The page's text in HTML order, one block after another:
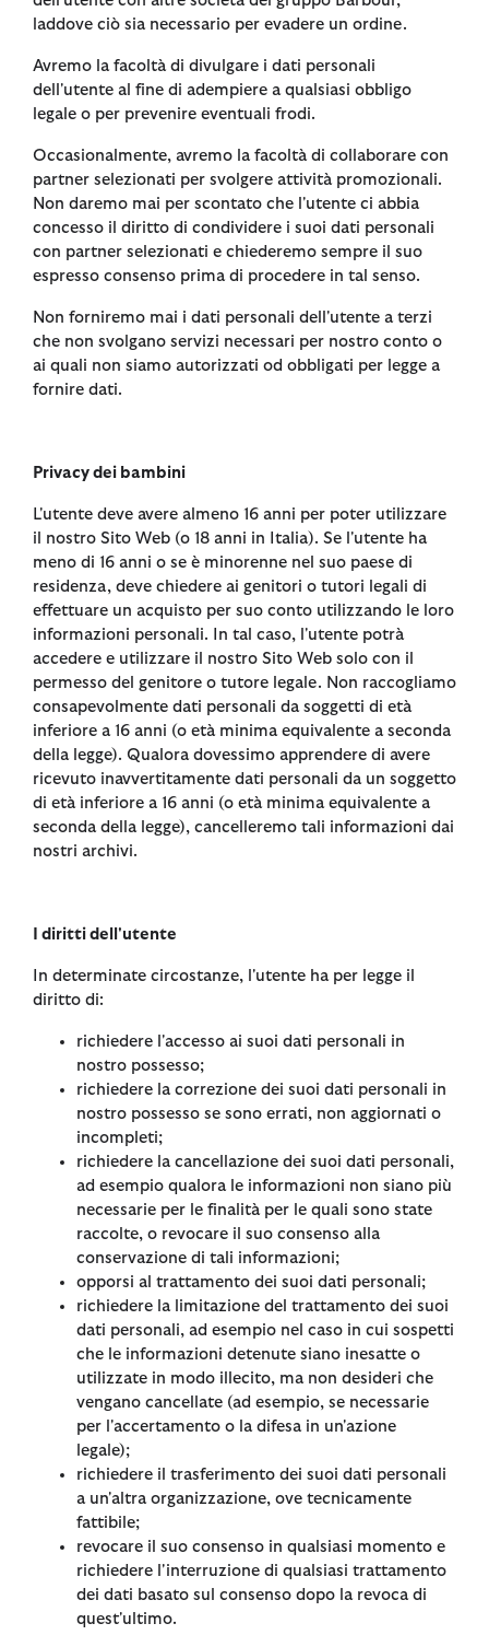
laddove ciò sia necessario per evadere un ordine.
Avremo la facoltà di divulgare i dati personali
dell'utente al fine di adempiere a qualsiasi obbligo
legale o per prevenire eventuali frodi.
Occasionalmente, avremo la facoltà di collaborare con
partner selezionati per svolgere attività promozionali.
Non daremo mai per scontato che l'utente ci abbia
concesso il diritto di condividere i suoi dati personali
con partner selezionati e chiederemo sempre il suo
espresso consenso prima di procedere in tal senso.
Non forniremo mai i dati personali dell'utente a terzi
che non svolgano servizi necessari per nostro conto o
ai quali non siamo autorizzati od obbligati per legge a
fornire dati.
Privacy dei bambini
L'utente deve avere almeno 16 anni per poter utilizzare
il nostro Sito Web (o 18 anni in Italia). Se l'utente ha
meno di 16 anni o se è minorenne nel suo paese di
residenza, deve chiedere ai genitori o tutori legali di
effettuare un acquisto per suo conto utilizzando le loro
informazioni personali. In tal caso, l'utente potrà
accedere e utilizzare il nostro Sito Web solo con il
permesso del genitore o tutore legale. Non raccogliamo
consapevolmente dati personali da soggetti di età
inferiore a 16 anni (o età minima equivalente a seconda
della legge). Qualora dovessimo apprendere di avere
ricevuto inavvertitamente dati personali da un soggetto
di età inferiore a 16 anni (o età minima equivalente a
seconda della legge), cancelleremo tali informazioni dai
nostri archivi.
I diritti dell'utente
In determinate circostanze, l'utente ha per legge il
diritto di:
richiedere l'accesso ai suoi dati personali in
nostro possesso;
richiedere la correzione dei suoi dati personali in
nostro possesso se sono errati, non aggiornati o
incompleti;
richiedere la cancellazione dei suoi dati personali,
ad esempio qualora le informazioni non siano più
necessarie per le finalità per le quali sono state
raccolte, o revocare il suo consenso alla
conservazione di tali informazioni;
opporsi al trattamento dei suoi dati personali;
richiedere la limitazione del trattamento dei suoi
dati personali, ad esempio nel caso in cui sospetti
che le informazioni detenute siano inesatte o
utilizzate in modo illecito, ma non desideri che
vengano cancellate (ad esempio, se necessarie
per l'accertamento o la difesa in un'azione
legale);
richiedere il trasferimento dei suoi dati personali
a un'altra organizzazione, ove tecnicamente
fattibile;
revocare il suo consenso in qualsiasi momento e
richiedere l'interruzione di qualsiasi trattamento
dei dati basato sul consenso dopo la revoca di
quest'ultimo.